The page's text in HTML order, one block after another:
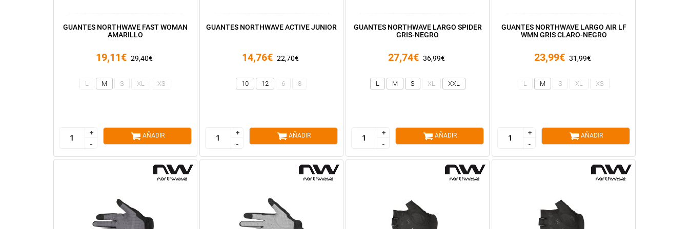
GUANTES NORTHWAVE FAST WOMAN
AMARILLO
19,11€ 29,40€
L M S XL XS
+
-
+
-
AÑADIR
GUANTES NORTHWAVE ACTIVE JUNIOR
14,76€ 22,70€
10 12 6 8
+
-
+
-
AÑADIR
GUANTES NORTHWAVE LARGO SPIDER
GRIS-NEGRO
27,74€ 36,99€
L M S XL XXL
+
-
+
-
AÑADIR
GUANTES NORTHWAVE LARGO AIR LF
WMN GRIS CLARO-NEGRO
23,99€ 31,99€
L M S XL XS
+
-
+
-
AÑADIR